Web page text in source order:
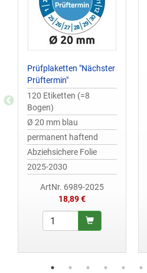
Prüfplaketten "Nächster
Prüftermin"
120 Etiketten (=8
Bogen)
Ø 20 mm blau
permanent haftend
Abziehsichere Folie
2025-2030
ArtNr. 6989-2025
18,89 €